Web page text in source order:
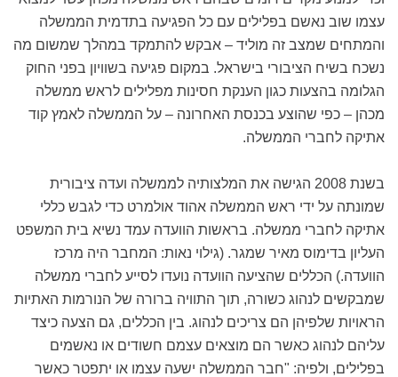
עצמו שוב נאשם בפלילים עם כל הפגיעה בתדמית הממשלה
והמתחים שמצב זה מוליד – אבקש להתמקד במהלך שמשום מה
נשכח בשיח הציבורי בישראל. במקום פגיעה בשוויון בפני החוק
הגלומה בהצעות כגון הענקת חסינות מפלילים לראש ממשלה
מכהן – כפי שהוצע בכנסת האחרונה – על הממשלה לאמץ קוד
אתיקה לחברי הממשלה.
בשנת 2008 הגישה את המלצותיה לממשלה ועדה ציבורית
שמונתה על ידי ראש הממשלה אהוד אולמרט כדי לגבש כללי
אתיקה לחברי ממשלה. בראשות הוועדה עמד נשיא בית המשפט
העליון בדימוס מאיר שמגר. (גילוי נאות: המחבר היה מרכז
הוועדה.) הכללים שהציעה הוועדה נועדו לסייע לחברי ממשלה
שמבקשים לנהוג כשורה, תוך התוויה ברורה של הנורמות האתיות
הראויות שלפיהן הם צריכים לנהוג. בין הכללים, גם הצעה כיצד
עליהם לנהוג כאשר הם מוצאים עצמם חשודים או נאשמים
בפלילים, ולפיה: "חבר הממשלה ישעה עצמו או יתפטר כאשר